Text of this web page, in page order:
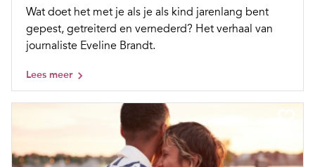
Wat doet het met je als je als kind jarenlang bent
gepest, getreiterd en vernederd? Het verhaal van
journaliste Eveline Brandt.
Lees meer